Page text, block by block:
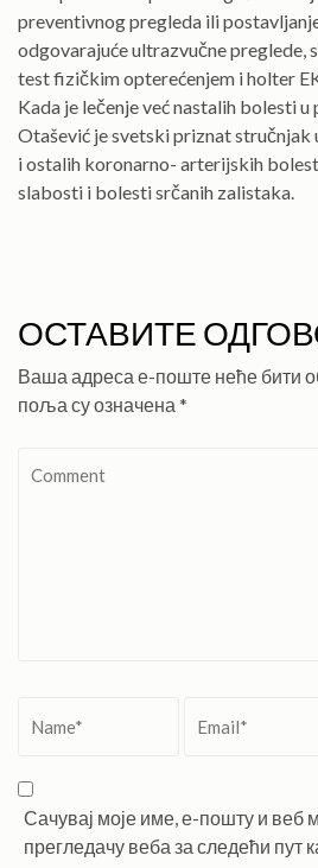
preventivnog pregleda ili
odgovarajuće ultrazvučne preglede,
test fizičkim opterećenjem i holter
Kada je lečenje već nastalih bolesti
Otašević je svetski priznat stručnjak
i ostalih koronarno- arterijskih
slabosti i bolesti srčanih zalistaka.
ОСТАВИТЕ
Ваша адреса е-поште неће бити
поља су означена *
Сачувај моје име, е-пошту и веб
прегледачу веба за следећи пут